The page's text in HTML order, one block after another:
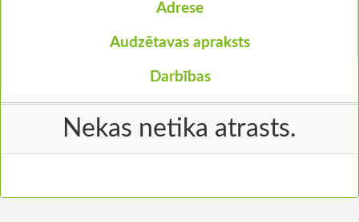
Adrese
Audzētavas apraksts
Darbības
Nekas netika atrasts.